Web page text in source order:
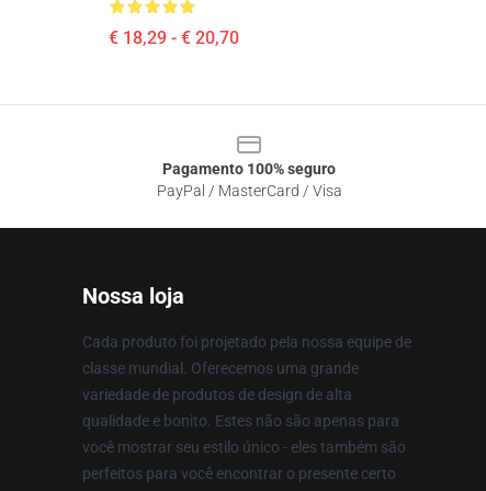
€ 18,29 - € 20,70
Pagamento 100% seguro
PayPal / MasterCard / Visa
Nossa loja
Cada produto foi projetado pela nossa equipe de
classe mundial. Oferecemos uma grande
variedade de produtos de design de alta
qualidade e bonito. Estes não são apenas para
você mostrar seu estilo único - eles também são
perfeitos para você encontrar o presente certo